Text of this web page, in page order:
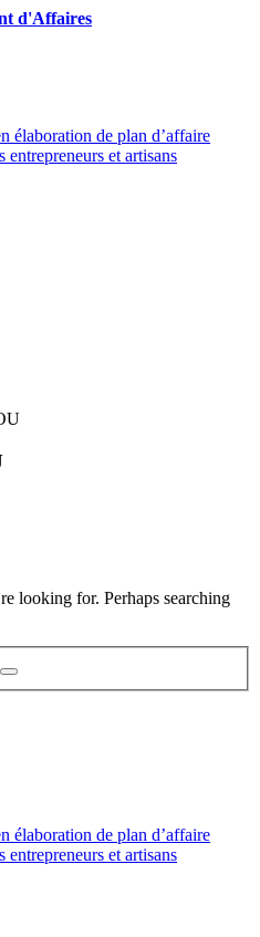
élaboration de plan d’affaire
entrepreneurs et artisans
looking for. Perhaps searching
élaboration de plan d’affaire
entrepreneurs et artisans